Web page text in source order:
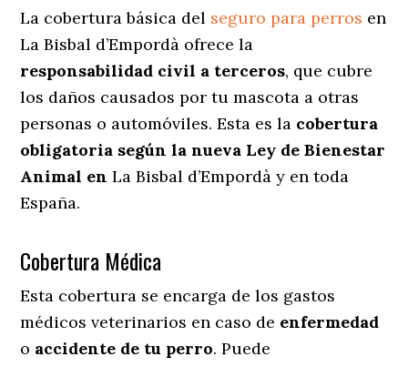
La cobertura básica del seguro para perros en
La Bisbal d’Empordà ofrece la
responsabilidad civil a terceros, que cubre
los daños causados por tu mascota a otras
personas o automóviles. Esta es la cobertura
obligatoria según la nueva Ley de Bienestar
Animal enLa Bisbal d’Empordà y en toda
España.
Cobertura Médica
Esta cobertura se encarga de los gastos
médicos veterinarios en caso de enfermedad
o accidente de tu perro. Puede